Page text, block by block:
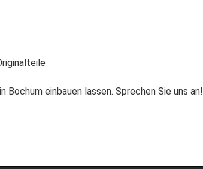
Bochum einbauen lassen. Sprechen Sie uns an!